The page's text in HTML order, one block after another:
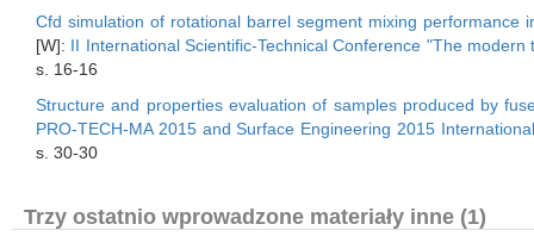
Cfd simulation of rotational barrel segment mixing performance
[W]: II International Scientific-Technical Conference "The
s. 16-16
Structure and properties evaluation of samples produced by
PRO-TECH-MA 2015 and Surface Engineering 2015
s. 30-30
Trzy ostatnio wprowadzone materiały inne (1)